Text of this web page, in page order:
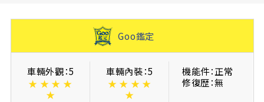
Goo鑑定
車輛外觀：5
★ ★ ★ ★
★
車輛內裝：5
★ ★ ★ ★
★
機能件：正常
修復歴：無